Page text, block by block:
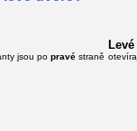
jsou po pravé straně